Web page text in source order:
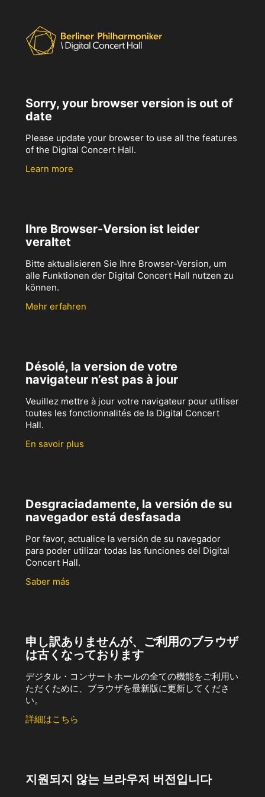
Sorry, your browser version is out of
date
Please update your browser to use all the features
of the Digital Concert Hall.
Learn more
Ihre Browser-Version ist leider
veraltet
Bitte aktualisieren Sie Ihre Browser-Version, um
alle Funktionen der Digital Concert Hall nutzen zu
können.
Mehr erfahren
Désolé, la version de votre
navigateur n’est pas à jour
Veuillez mettre à jour votre navigateur pour utiliser
toutes les fonctionnalités de la Digital Concert
Hall.
En savoir plus
Desgraciadamente, la versión de su
navegador está desfasada
Por favor, actualice la versión de su navegador
para poder utilizar todas las funciones del Digital
Concert Hall.
Saber más
申し訳ありませんが、ご利用のブラウザ
は古くなっております
デジタル・コンサートホールの全ての機能をご利用い
ただくために、ブラウザを最新版に更新してくださ
い。
詳細はこちら
지원되지 않는 브라우저 버전입니다